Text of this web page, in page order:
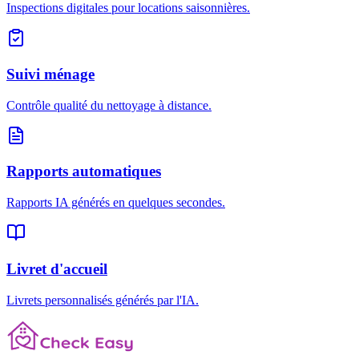
Inspections digitales pour locations saisonnières.
Suivi ménage
Contrôle qualité du nettoyage à distance.
Rapports automatiques
Rapports IA générés en quelques secondes.
Livret d'accueil
Livrets personnalisés générés par l'IA.